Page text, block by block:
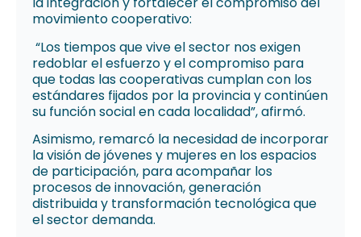
movimiento cooperativo:
“Los tiempos que vive el sector nos exigen
redoblar el esfuerzo y el compromiso para
que todas las cooperativas cumplan con los
estándares fijados por la provincia y continúen
su función social en cada localidad”, afirmó.
Asimismo, remarcó la necesidad de incorporar
la visión de jóvenes y mujeres en los espacios
de participación, para acompañar los
procesos de innovación, generación
distribuida y transformación tecnológica que
el sector demanda.